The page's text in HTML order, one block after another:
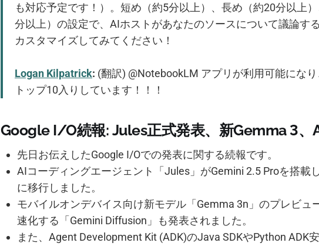
も対応予定です！）。短め（約5分以上）、長め（約20分以上
分以上）の設定で、AIホストがあなたのソースについて議論す
カスタマイズしてみてください！
Logan Kilpatrick: (翻訳) @NotebookLM アプリが利用可能にな
トップ10入りしています！！！
Google I/O続報: Jules正式発表、新Gemma 3、
先日お伝えしたGoogle I/Oでの発表に関する続報です。
AIコーディングエージェント「Jules」がGemini 2.5 Proを搭載
に移行しました。
モバイルオンデバイス向け新モデル「Gemma 3n」のプレビュ
速化する「Gemini Diffusion」も発表されました。
また、Agent Development Kit (ADK)のJava SDKやPython ADK